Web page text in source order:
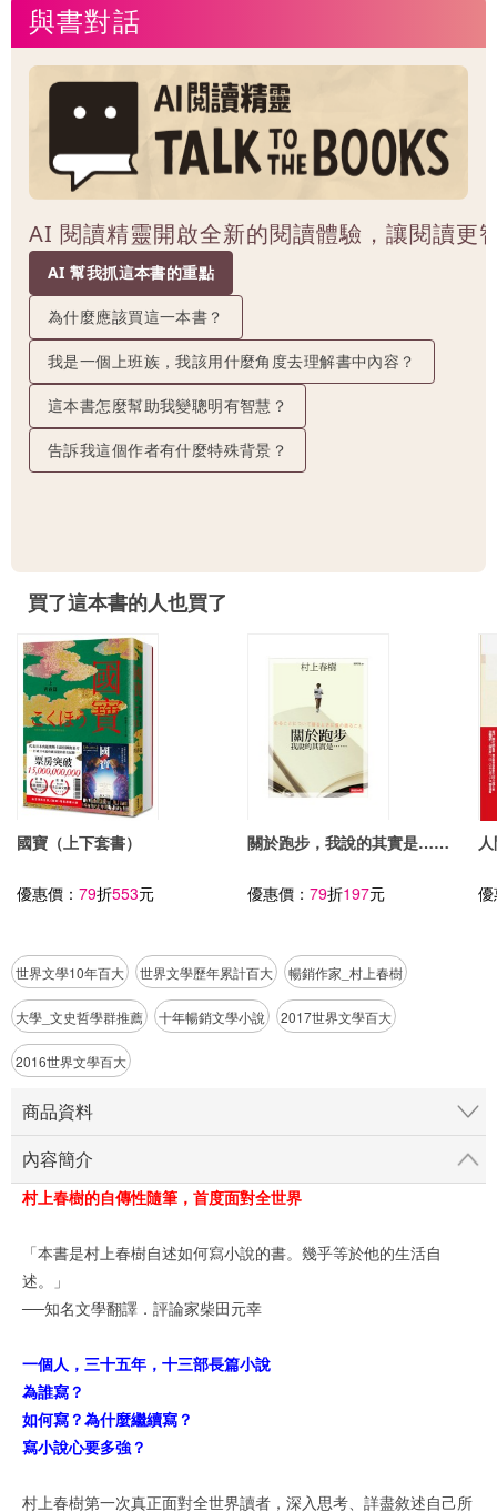
與書對話
AI 閱讀精靈開啟全新的閱讀體驗，讓閱讀更
AI 幫我抓這本書的重點
為什麼應該買這一本書？
我是一個上班族，我該用什麼角度去理解書中內容？
這本書怎麼幫助我變聰明有智慧？
告訴我這個作者有什麼特殊背景？
買了這本書的人也買了
國寶（上下套書）
優惠價： 79折553元
關於跑步，我說的其實是……
優惠價：79折197元
世界文學10年百大 世界文學歷年累計百大 暢銷作家_村上春樹
大學_文史哲學群推薦 十年暢銷文學小說 2017世界文學百大
2016世界文學百大
商品資料
內容簡介
村上春樹的自傳性隨筆，首度面對全世界
「本書是村上春樹自述如何寫小說的書。幾乎等於他的生活自
述。」
──知名文學翻譯．評論家柴田元幸
一個人，三十五年，十三部長篇小說
為誰寫？
如何寫？為什麼繼續寫？
寫小說心要多強？
村上春樹第一次真正面對全世界讀者，深入思考、詳盡敘述自己所